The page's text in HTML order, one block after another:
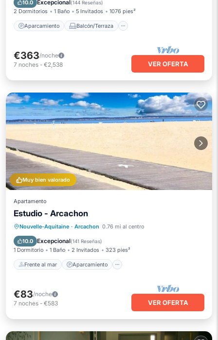
10.0 Excepcional(144 Reseñas)
2 Dormitorios 1 Baño 5 Invitados 1076 pies²
Aparcamiento Balcón/Terraza
€363/noche
7 noches - €2,538 VER OFERTA
Muy bien valorado
Apartamento
Estudio - Arcachon
Nouvelle-Aquitaine · Arcachon 0.76 mi al centro
10.0 Excepcional(141 Reseñas)
1 Dormitorio 1 Baño 2 Invitados 323 pies²
Frente al mar Aparcamiento
Frente al mar
Aparcamiento
Vista al mar
€83/noche
7 noches - €583 VER OFERTA